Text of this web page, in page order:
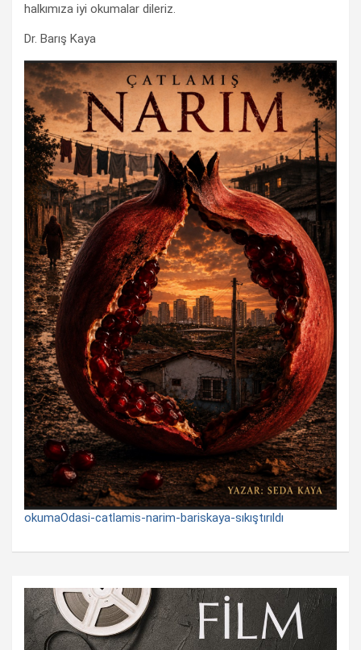
halkımıza iyi okumalar dileriz.
Dr. Barış Kaya
okumaOdasi-catlamis-narim-bariskaya-sıkıştırıldı